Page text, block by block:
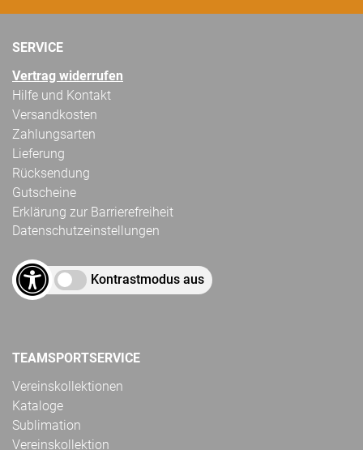
SERVICE
Vertrag widerrufen
Hilfe und Kontakt
Versandkosten
Zahlungsarten
Lieferung
Rücksendung
Gutscheine
Erklärung zur Barrierefreiheit
Datenschutzeinstellungen
Kontrastmodus aus
TEAMSPORTSERVICE
Vereinskollektionen
Kataloge
Sublimation
Vereinskollektion